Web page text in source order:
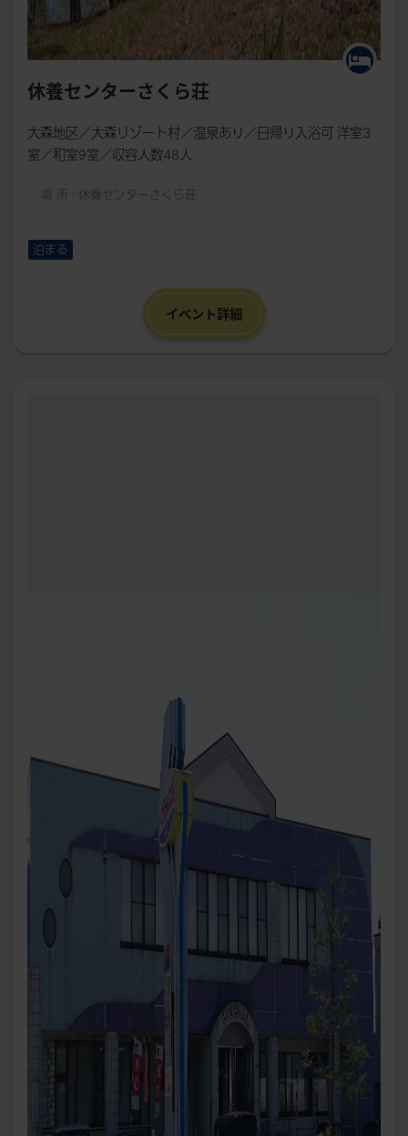
休養センターさくら荘
大森地区／大森リゾート村／温泉あり／日帰り入浴可 洋室3
室／和室9室／収容人数48人
場 所 : 休養センターさくら荘
泊まる
イベント詳細